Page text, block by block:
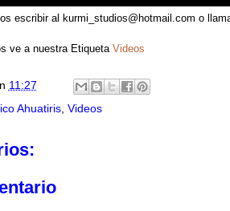
escribir al kurmi_studios@hotmail.com o
ve a nuestra Etiqueta Videos
11:27
Ahuatiris, Videos